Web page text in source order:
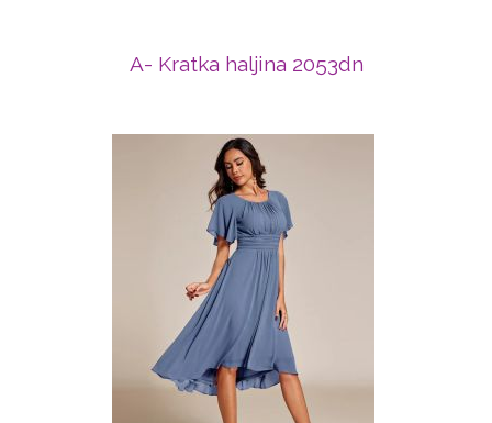
A- Kratka haljina 2053dn